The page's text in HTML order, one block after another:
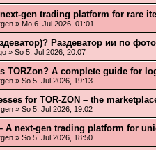
gen trading platform for rare
» Mo 6. Jul 2026, 01:01
Раздеватор ии по фото
» So 5. Jul 2026, 20:07
TORZon? A complete guide for
» So 5. Jul 2026, 19:13
for TOR-ZON – the
» So 5. Jul 2026, 19:02
A next-gen trading platform for
» So 5. Jul 2026, 18:50